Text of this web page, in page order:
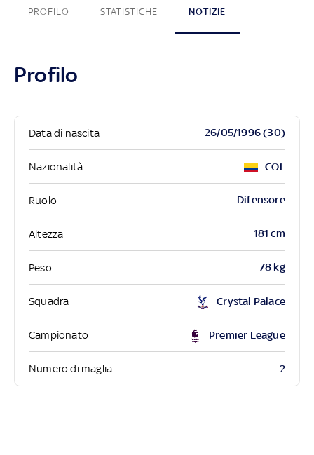
PROFILO STATISTICHE NOTIZIE
Profilo
Data di nascita 26/05/1996 (30)
Nazionalità COL
Ruolo Difensore
Altezza 181 cm
Peso 78 kg
Squadra Crystal Palace
Campionato Premier League
Numero di maglia 2